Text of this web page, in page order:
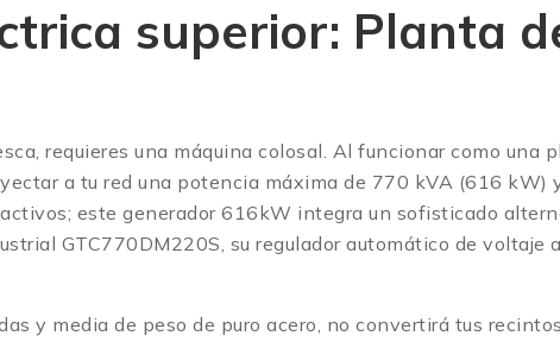
superior: Planta
requieres una máquina colosal. Al funcionar como una
a tu red una potencia máxima de 770 kVA (616
este generador 616kW integra un sofisticado
GTC770DM220S, su regulador automático de voltaje
y media de peso de puro acero, no convertirá tus